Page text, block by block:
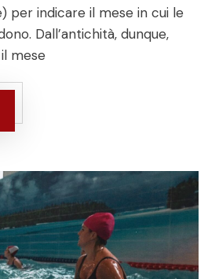
per indicare il mese in cui le
Dall’antichità, dunque,
mese